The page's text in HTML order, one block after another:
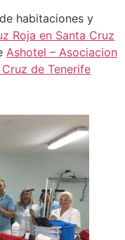
habitaciones y
Roja en Santa Cruz
Ashotel – Asociacion
de Tenerife